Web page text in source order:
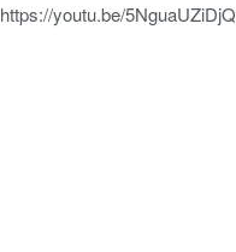
https://youtu.be/5NguaUZiDjQ